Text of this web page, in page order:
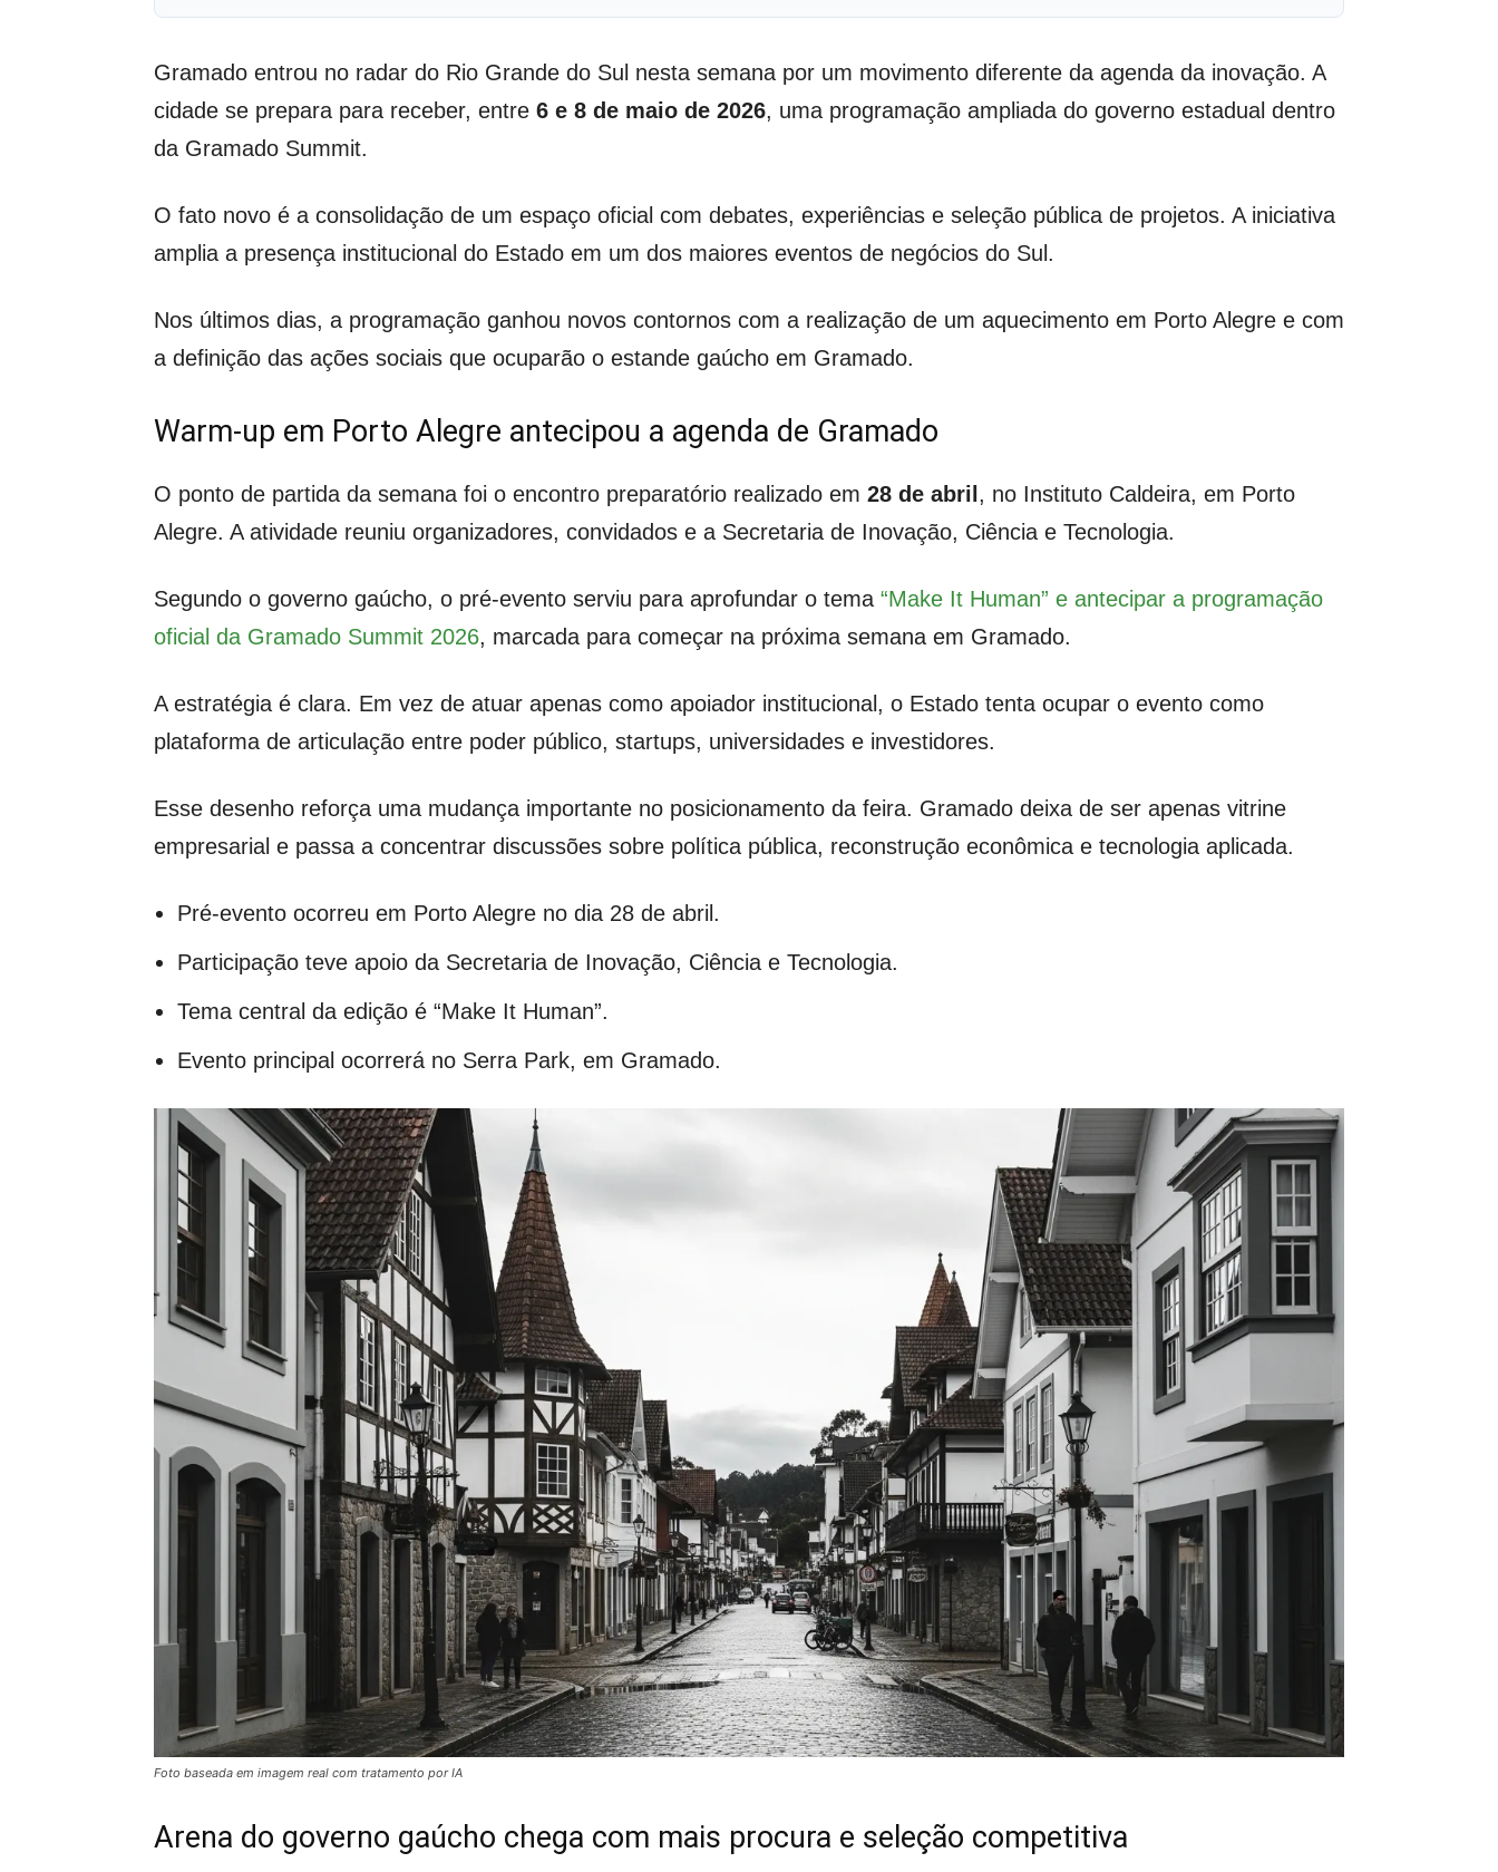
Gramado entrou no radar do Rio Grande do Sul nesta semana por um movimento diferente da agenda da inovação. A
cidade se prepara para receber, entre 6 e 8 de maio de 2026, uma programação ampliada do governo estadual dentro
da Gramado Summit.
O fato novo é a consolidação de um espaço oficial com debates, experiências e seleção pública de projetos. A iniciativa
amplia a presença institucional do Estado em um dos maiores eventos de negócios do Sul.
Nos últimos dias, a programação ganhou novos contornos com a realização de um aquecimento em Porto Alegre e com
a definição das ações sociais que ocuparão o estande gaúcho em Gramado.
Warm-up em Porto Alegre antecipou a agenda de Gramado
O ponto de partida da semana foi o encontro preparatório realizado em 28 de abril, no Instituto Caldeira, em Porto
Alegre. A atividade reuniu organizadores, convidados e a Secretaria de Inovação, Ciência e Tecnologia.
Segundo o governo gaúcho, o pré-evento serviu para aprofundar o tema “Make It Human” e antecipar a programação
oficial da Gramado Summit 2026, marcada para começar na próxima semana em Gramado.
A estratégia é clara. Em vez de atuar apenas como apoiador institucional, o Estado tenta ocupar o evento como
plataforma de articulação entre poder público, startups, universidades e investidores.
Esse desenho reforça uma mudança importante no posicionamento da feira. Gramado deixa de ser apenas vitrine
empresarial e passa a concentrar discussões sobre política pública, reconstrução econômica e tecnologia aplicada.
Pré-evento ocorreu em Porto Alegre no dia 28 de abril.
Participação teve apoio da Secretaria de Inovação, Ciência e Tecnologia.
Tema central da edição é “Make It Human”.
Evento principal ocorrerá no Serra Park, em Gramado.
Foto baseada em imagem real com tratamento por IA
Arena do governo gaúcho chega com mais procura e seleção competitiva